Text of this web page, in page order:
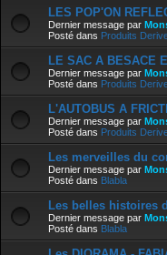
LES POP'ON
Dernier message par
Posté dans Produits
LE SAC A BESACE
Dernier message par
Posté dans Produits
L'AUTOBUS A
Dernier message par
Posté dans Produits
Les merveilles du
Dernier message par
Posté dans Blabla
Les belles histoires
Dernier message par
Posté dans Blabla